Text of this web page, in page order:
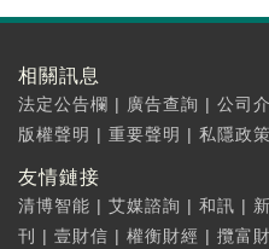
相關訊息
法定公告欄 | 廣告查詢 | 公司
版權聲明 | 重要聲明 | 私隱政策
友情鏈接
清博智能 | 艾媒諮詢 | 和訊 |
刊
| 壹財信 | 權衡財經 | 攬富